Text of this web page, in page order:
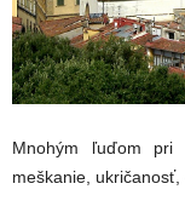
Mnohým ľuďom pri
meškanie, ukričanosť,